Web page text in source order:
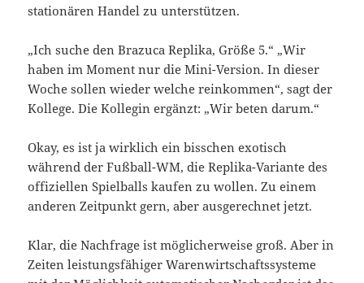
stationären Handel zu unterstützen.
„Ich suche den Brazuca Replika, Größe 5.“ „Wir
haben im Moment nur die Mini-Version. In dieser
Woche sollen wieder welche reinkommen“, sagt der
Kollege. Die Kollegin ergänzt: „Wir beten darum.“
Okay, es ist ja wirklich ein bisschen exotisch
während der Fußball-WM, die Replika-Variante des
offiziellen Spielballs kaufen zu wollen. Zu einem
anderen Zeitpunkt gern, aber ausgerechnet jetzt.
Klar, die Nachfrage ist möglicherweise groß. Aber in
Zeiten leistungsfähiger Warenwirtschaftssysteme